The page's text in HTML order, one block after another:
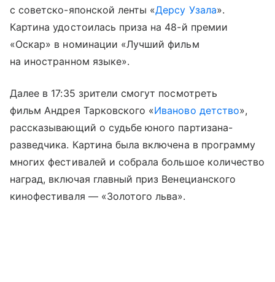
с советско-японской ленты «Дерсу Узала».
Картина удостоилась приза на 48-й премии
«Оскар» в номинации «Лучший фильм
на иностранном языке».
Далее в 17:35 зрители смогут посмотреть
фильм Андрея Тарковского «Иваново детство»,
рассказывающий о судьбе юного партизана-
разведчика. Картина была включена в программу
многих фестивалей и собрала большое количество
наград, включая главный приз Венецианского
кинофестиваля — «Золотого льва».